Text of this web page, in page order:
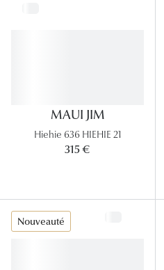
MAUI JIM
Hiehie 636 HIEHIE 21
315 €
Nouveauté